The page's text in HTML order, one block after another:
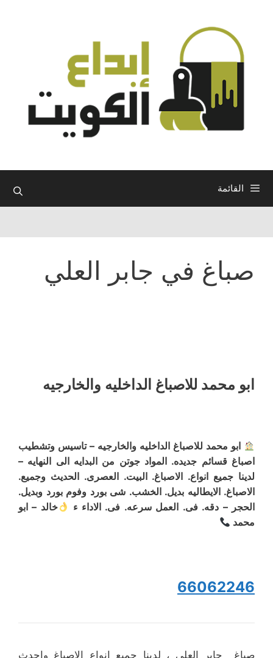
القائمة
صباغ في جابر العلي
ابو محمد للاصباغ الداخليه والخارجيه
ابو محمد للاصباغ الداخليه والخارجيه – تاسيس وتشطيب
اصباغ قسائم جديده. المواد جوتن من البدايه الى النهايه –
لدينا جميع انواع. الاصباغ. البيت. العصرى. الحديث وجميع.
الاصباغ. الايطاليه بديل. الخشب. شى بورد وفوم بورد وبديل.
الحجر – دقه. فى. العمل سرعه. فى. الاداء ء
خالد – ابو
محمد
66062246
صباغ جابر العلي ، لدينا جميع انواع الاصباغ واحدث